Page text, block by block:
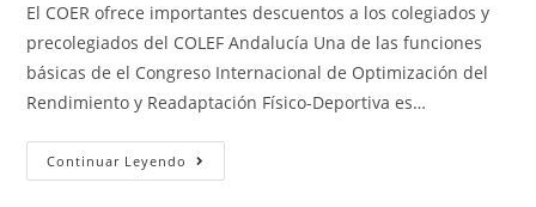
El COER ofrece importantes descuentos a los colegiados y
precolegiados del COLEF Andalucía Una de las funciones
básicas de el Congreso Internacional de Optimización del
Rendimiento y Readaptación Físico-Deportiva es…
Continuar Leyendo